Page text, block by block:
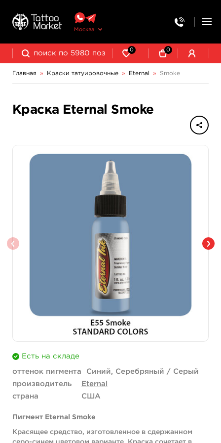
Москва
0 0
Главная » Краски татуировочные » Eternal » Smoke
Краска Eternal Smoke
Есть на складе
оттенок пигмента
Синий, Серебряный / Серый
производитель
Eternal
страна
США
Пигмент Eternal Smoke
Красящее средство, изготовленное в сдержанном